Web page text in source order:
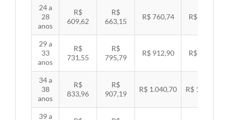
24 a
28
anos
R$
609,62
R$
663,15
R$ 760,74 R$ 783,94
29 a
33
anos
R$
731,55
R$
795,79
R$ 912,90 R$ 940,74
34 a
38
anos
R$
833,96
R$
907,19
R$ 1.040,70 R$ 1.072,43
39 a